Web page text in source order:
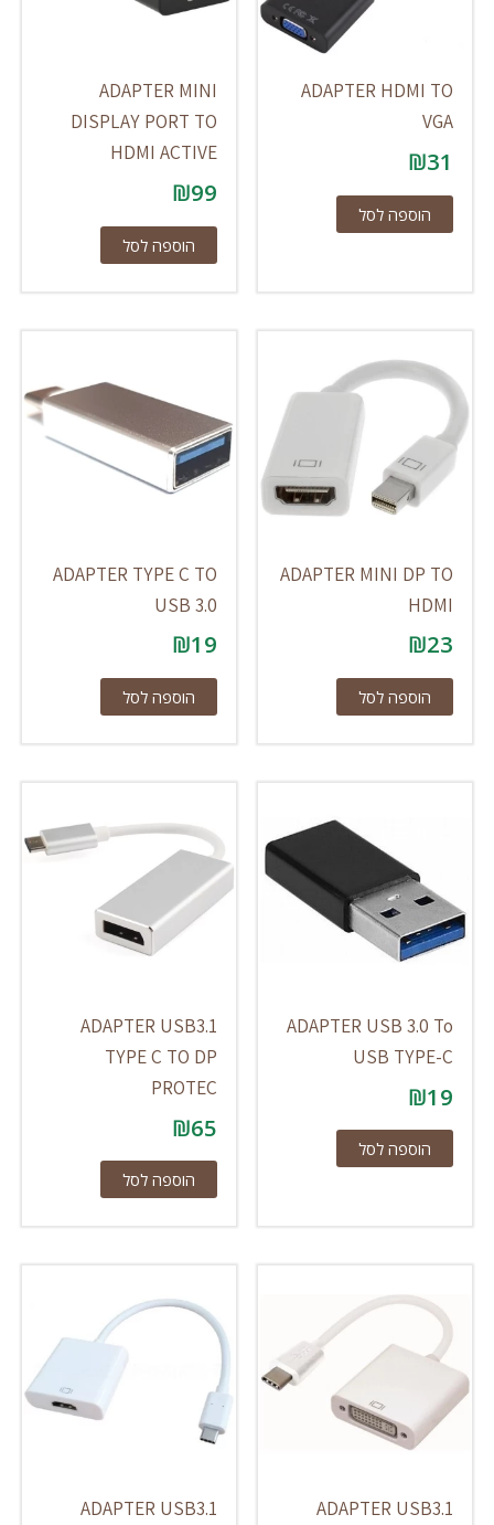
ADAPTER HDMI TO
VGA
₪31
הוספה לסל
ADAPTER MINI
DISPLAY PORT TO
HDMI ACTIVE
₪99
הוספה לסל
ADAPTER MINI DP TO
HDMI
₪23
הוספה לסל
ADAPTER TYPE C TO
USB 3.0
₪19
הוספה לסל
ADAPTER USB 3.0 To
USB TYPE-C
₪19
הוספה לסל
ADAPTER USB3.1
TYPE C TO DP
PROTEC
₪65
הוספה לסל
ADAPTER USB3.1
ADAPTER USB3.1